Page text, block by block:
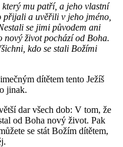
který mu patří, a jeho vlastní
přijali a uvěřili v jeho jméno,
se jimi původem ani
nový život pochází od Boha.
kdo se stali Božími
dítětem tento Ježíš
jinak.
dar všech dob: V tom, že
od Boha nový život. Pak
se stát Božím dítětem,